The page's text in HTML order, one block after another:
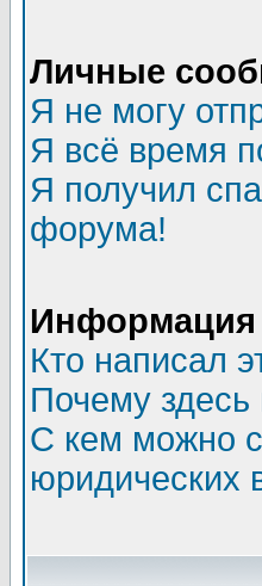
Личные
Я не могу
Я всё время
Я получил
форума!
Информация
Кто написал
Почему здесь
С кем можно
юридических